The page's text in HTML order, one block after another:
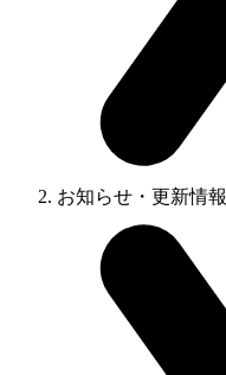
お知らせ・更新情報